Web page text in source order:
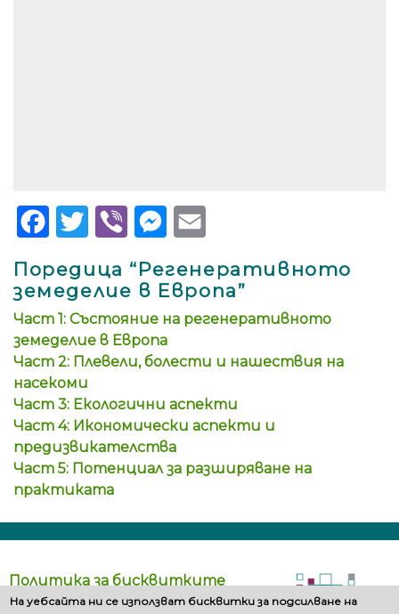
FacebookTwitterViber Messenger
Поредица “Регенеративното
земеделие в Европа”
Част 1: Състояние на регенеративното
земеделие в Европа
Част 2: Плевели, болести и нашествия на
насекоми
Част 3: Екологични аспекти
Част 4: Икономически аспекти и
предизвикателства
Част 5: Потенциал за разширяване на
практиката
Политика за бисквитките
На уебсайта ни се използват бисквитки за подсилване на